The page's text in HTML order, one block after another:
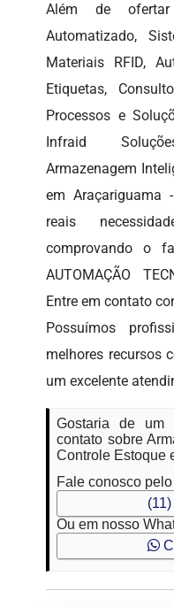
Além de
Automatizado,
Materiais RFID,
Etiquetas,
Processos e
Infraid
Armazenagem
em Araçariguama
reais
comprovando o
AUTOMAÇÃO
Entre em contato
Possuímos
melhores recursos
um excelente
Gostaria de um
contato sobre
Controle Estoque
Fale conosco
Ou em nosso